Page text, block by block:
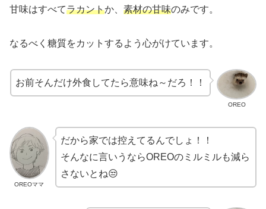
甘味はすべてラカントか、 素材の甘味のみです。
なるべく糖質をカットするよう心がけています。
OREO
お前そんだけ外食してたら意味ね～だろ！！
OREOママ
だから家では控えてるんでしょ！！
そんなに言いうならOREOのミルミルも減ら
さないとね😒